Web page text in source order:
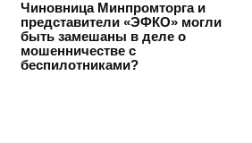
Чиновница Минпромторга и
представители «ЭФКО» могли
быть замешаны в деле о
мошенничестве с
беспилотниками?